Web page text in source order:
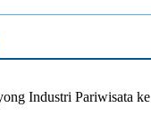
Industri Pariwisata ke